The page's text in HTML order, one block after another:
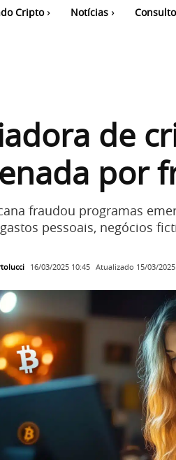
Cripto Notícias
de
por
fraudou programas
pessoais, negócios
16/03/2025 10:45 Atualizado 15/03/